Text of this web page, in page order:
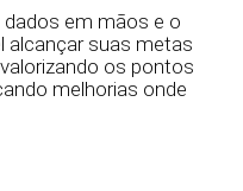
em mãos e o
alcançar suas metas
os pontos
melhorias onde